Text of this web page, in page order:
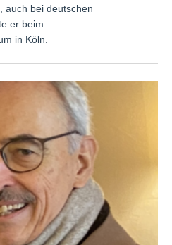
auch bei deutschen
er beim
in Köln.